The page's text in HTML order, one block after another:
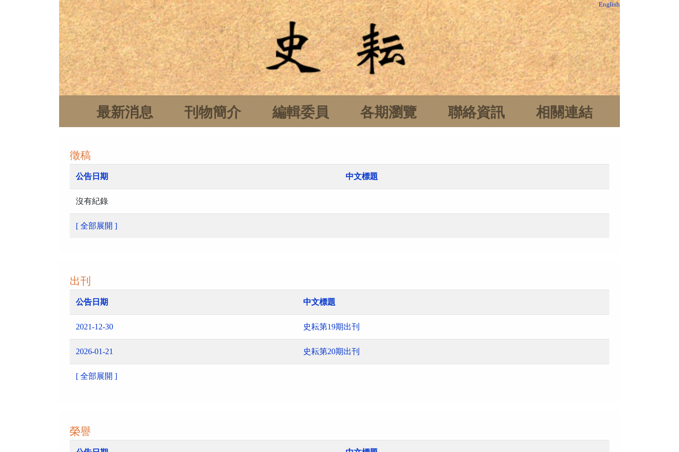
English
最新消息 刊物簡介 編輯委員 各期瀏覽 聯絡資訊 相關連結
徵稿
公告日期 中文標題
沒有紀錄
[ 全部展開 ]
出刊
公告日期 中文標題
2021-12-30 史耘第19期出刊
2026-01-21 史耘第20期出刊
[ 全部展開 ]
榮譽